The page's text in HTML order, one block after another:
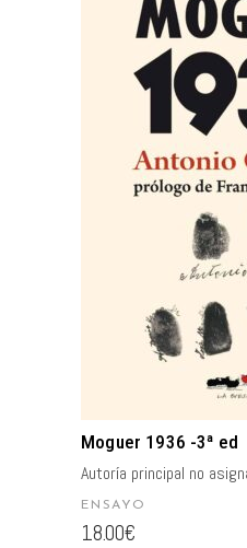
AÑADIR
Moguer 1936 -3ª ed
Autoría principal no
ENSAYO
18.00€